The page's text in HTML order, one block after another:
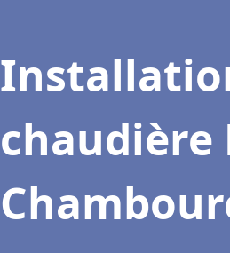
chaudière